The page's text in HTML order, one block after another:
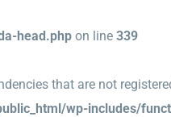
head.php on line 339
that are not
wp-includes/